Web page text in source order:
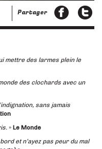
Partager
mettre des larmes plein le
des clochards avec un
sans jamais
» Le Monde
et n’ayez pas peur du mal